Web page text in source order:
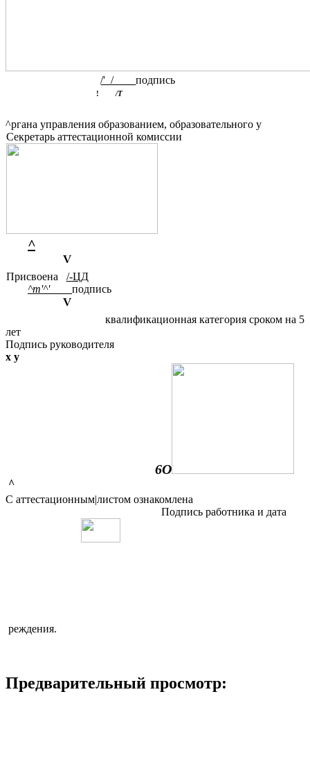
/' /подпись
!/Т
^ргана управления образованием, образовательного у
Секретарь аттестационной комиссии
^
V
Присвоена /-ЦД
^т'^' подпись
V
квалификационная категория сроком на 5
лет
Подпись руководителя
х у
6О
^
С аттестационным|листом ознакомлена
Подпись работника и дата
реждения.
Предварительный просмотр: